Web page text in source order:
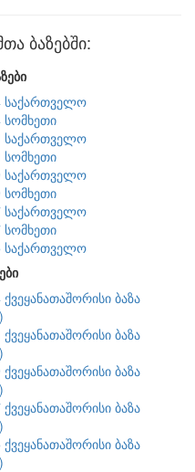
ბაზებში:
საქართველო
სომხეთი
საქართველო
სომხეთი
საქართველო
სომხეთი
საქართველო
სომხეთი
საქართველო
ბაზა
ბაზა
ბაზა
ბაზა
ბაზა